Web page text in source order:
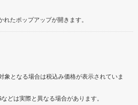
たポップアップが開きます。
象となる場合は税込み価格が表示されていま
どは実際と異なる場合があります。